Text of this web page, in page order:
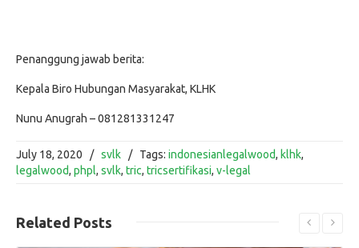
Penanggung jawab berita:
Kepala Biro Hubungan Masyarakat, KLHK
Nunu Anugrah – 081281331247
July 18, 2020 / svlk / Tags: indonesianlegalwood, klhk,
legalwood, phpl, svlk, tric, tricsertifikasi, v-legal
Related Posts